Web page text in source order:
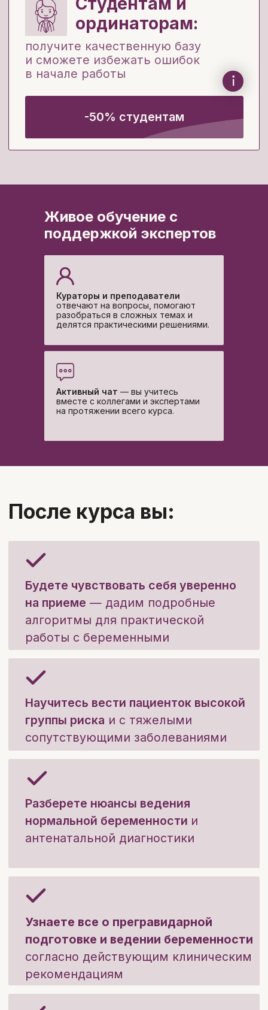
Кураторы и преподаватели
отвечают на вопросы, помогают
разобраться в сложных темах и
делятся практическими решениями.
Живое обучение с
поддержкой экспертов
Активный чат — вы учитесь
вместе с коллегами и экспертами
на протяжении всего курса.
алгоритмы для практической
подготовке и ведении беременности
рекомендациям
Поймете на что обратить внимание
реабилитация, послеродовое
становление лактации
антенатальной диагностики
После курса вы:
После обучения вы получите
именной сертификат об
окончании курса*,
подтверждающий прохождение
образовательной программы.
Забронировать скидку
* Образовательная деятельность MD.school
осуществляется на основании лицензии.
марта 2026 года онлайн-обучение не предполагает
выдачу удостоверений о повышении квалификации и
начисление баллов НМО. По итогам обучения
выдается сертификат об окончании курса.